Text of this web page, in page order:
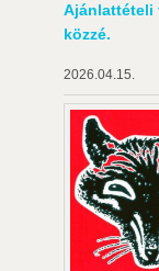
Ajánlattételi
közzé.
2026.04.15.